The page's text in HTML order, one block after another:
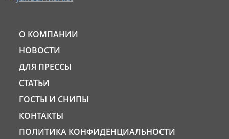
О КОМПАНИИ
НОВОСТИ
ДЛЯ ПРЕССЫ
СТАТЬИ
ГОСТЫ И СНИПЫ
КОНТАКТЫ
ПОЛИТИКА КОНФИДЕНЦИАЛЬНОСТИ